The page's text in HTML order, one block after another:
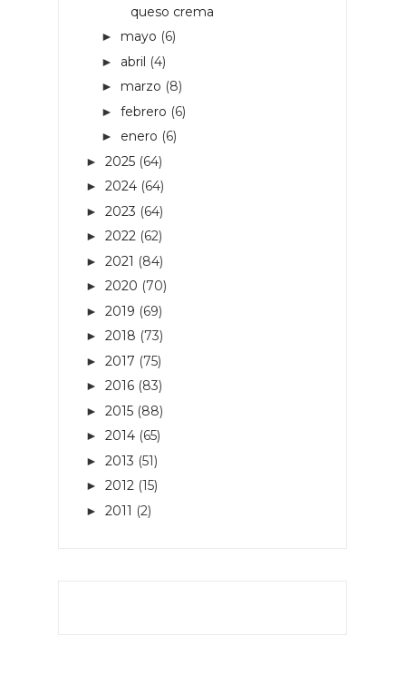
queso crema
► mayo (6)
► abril (4)
► marzo (8)
► febrero (6)
► enero (6)
► 2025 (64)
► 2024 (64)
► 2023 (64)
► 2022 (62)
► 2021 (84)
► 2020 (70)
► 2019 (69)
► 2018 (73)
► 2017 (75)
► 2016 (83)
► 2015 (88)
► 2014 (65)
► 2013 (51)
► 2012 (15)
► 2011 (2)